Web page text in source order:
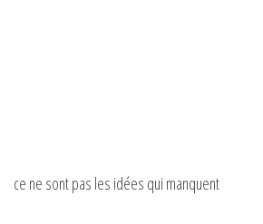
ce ne sont pas les idées qui manquent